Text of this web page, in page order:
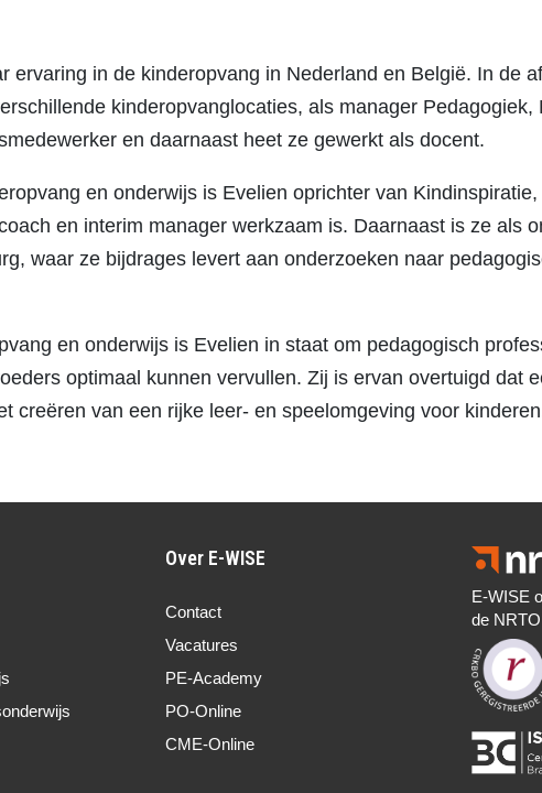
ervaring in de kinderopvang in Nederland en België. In de
kinderopvanglocaties, als manager Pedagogiek,
en daarnaast heet ze gewerkt als docent.
en onderwijs is Evelien oprichter van
en interim manager werkzaam is. Daarnaast is ze als
waar ze bijdrages levert aan onderzoeken naar
en onderwijs is Evelien in staat om pedagogisch
optimaal kunnen vervullen. Zij is ervan overtuigd dat
creëren van een rijke leer- en speelomgeving voor
Over E-WISE
Contact
Vacatures
PE-Academy
PO-Online
CME-Online
E-WISE
de NRTO